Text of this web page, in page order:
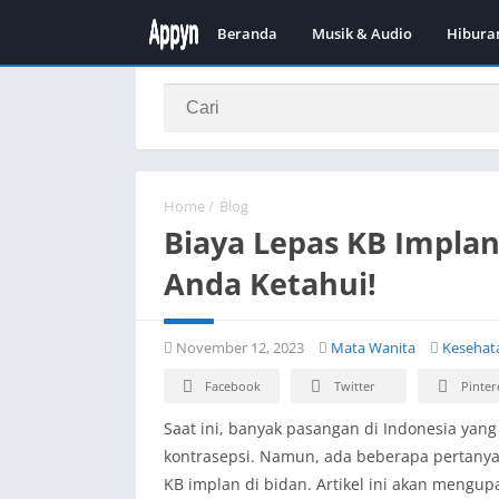
Beranda Musik & Audio
Home / Blog
Biaya Lepas KB
Anda Ketahui!
November 12, 2023 Mata Wanita
Facebook Twitter
Saat ini, banyak pasangan di Indonesia
kontrasepsi. Namun, ada beberapa
KB implan di bidan. Artikel ini akan